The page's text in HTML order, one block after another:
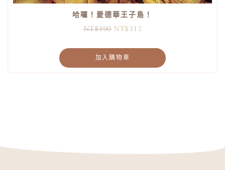
哈囉！愛德華王子島！
NT$390 NT$312
加入購物車